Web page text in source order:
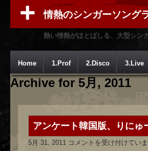
情熱のシンガーソング
熱い情熱がほとばしる、大型シン
Home 1.Prof 2.Disco 3.Live
Archive for 5月, 2011
アンケート韓国版、りにゅ
5月 31, 2011 ア
コメントを受け付けてい